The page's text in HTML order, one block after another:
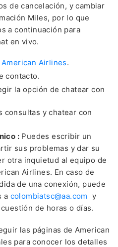
de cancelación, y cambiar
Miles, por lo que
a continuación para
en vivo.
American Airlines.
contacto.
la opción de chatear con
consultas y chatear con
: Puedes escribir un
sus problemas y dar su
otra inquietud al equipo de
Airlines. En caso de
de una conexión, puede
a colombiatsc@aa.com y
de horas o días.
las páginas de American
para conocer los detalles